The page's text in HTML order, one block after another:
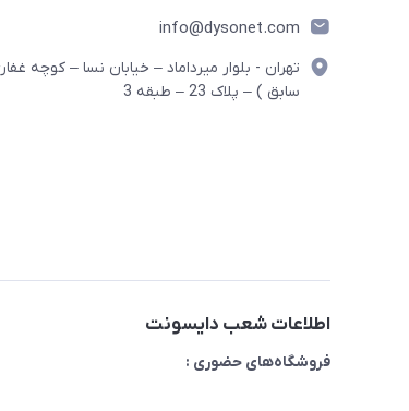
info@dysonet.com
تهران - بلوار میرداماد – خیابان نسا – کوچه
سابق ) – پلاک 23 – طبقه 3
اطلاعات شعب دایسونت
فروشگاه‌های حضوری :